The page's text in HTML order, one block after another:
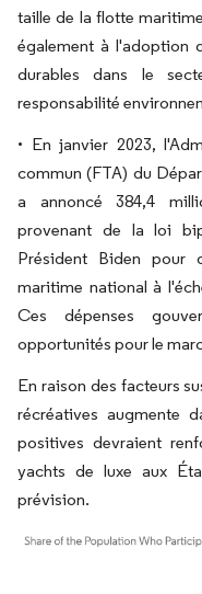
taille de la flotte
également à l'adoption
durables dans le
responsabilité
• En janvier 2023,
commun (FTA) du
a annoncé 384,4
provenant de la loi
Président Biden pour
maritime national à
Ces dépenses
opportunités pour le
En raison des facteurs
récréatives augmente
positives devraient
yachts de luxe aux
prévision.